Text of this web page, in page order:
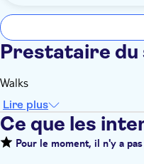
Prestataire du
Walks
Lire plus
Ce que les
Pour le moment, il n'y a